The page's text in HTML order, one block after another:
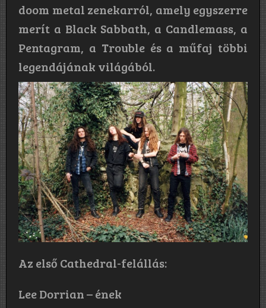
doom metal zenekarról, amely egyszerre
merít a Black Sabbath, a Candlemass, a
Pentagram, a Trouble és a műfaj többi
legendájának világából.
Az első Cathedral-felállás:
Lee Dorrian – ének